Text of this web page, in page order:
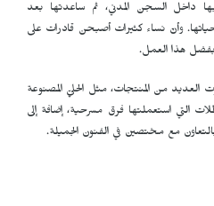
داخل السجن المدني، ثم ساعدتها بعد
وأنّ نساء كثيرات أصبحن قادرات على
هذا العمل.
العديد من المنتجات، مثل الحليّ المصنوعة
التي استعملتها فرق مسرحية، إضافة إلى
مع مختصين في الفنون الجميلة.